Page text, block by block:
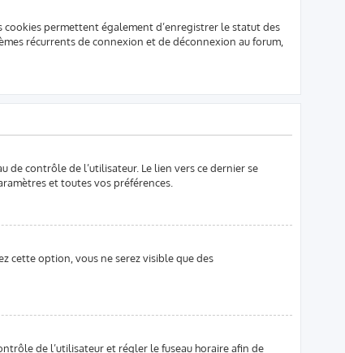
permettent également d’enregistrer le statut des
récurrents de connexion et de déconnexion au forum,
de contrôle de l’utilisateur. Le lien vers ce dernier se
et toutes vos préférences.
cette option, vous ne serez visible que des
de l’utilisateur et régler le fuseau horaire afin de